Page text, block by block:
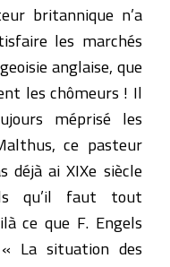
britannique n’a
les marchés
anglaise, que
les chômeurs ! Il
méprisé les
ce pasteur
ai XIXe siècle
qu’il faut tout
ce que F. Engels
La situation des